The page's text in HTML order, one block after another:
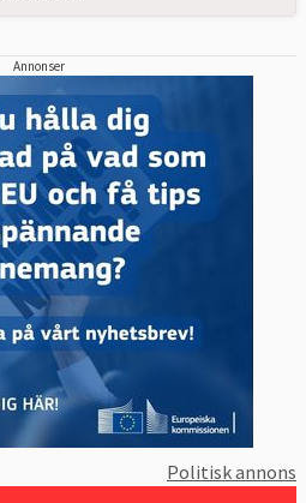
Annonser
Politisk annons